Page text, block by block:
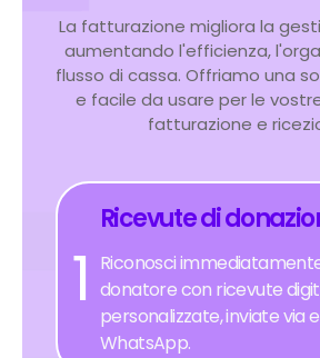
La fatturazione migliora la
aumentando l'efficienza,
flusso di cassa. Offriamo una
e facile da usare per le
fatturazione e
1
Ricevute di
Riconosci
donatore con ricevute
personalizzate, inviate via
WhatsApp.